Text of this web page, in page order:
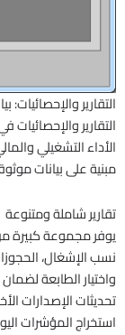
التقارير
الأداء التشغيلي
مبنية على بيانات
تقارير شاملة ومتنوعة
يوفر مجموعة كبيرة من
نسب الإشغال،
واختيار الطابعة
تحديثات الإصدارات
استخراج المؤشرات